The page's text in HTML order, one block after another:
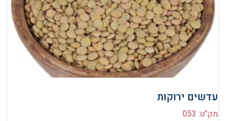
עדשים ירוקות
מק"ט: 053